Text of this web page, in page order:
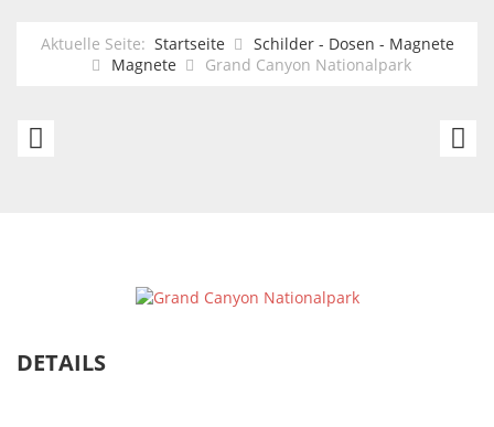
Aktuelle Seite: Startseite
Schilder - Dosen - Magnete
Magnete
Grand Canyon Nationalpark
DETAILS